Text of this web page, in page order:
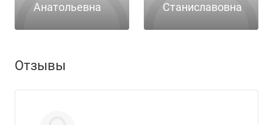
Анатольевна
Станиславовна
Отзывы